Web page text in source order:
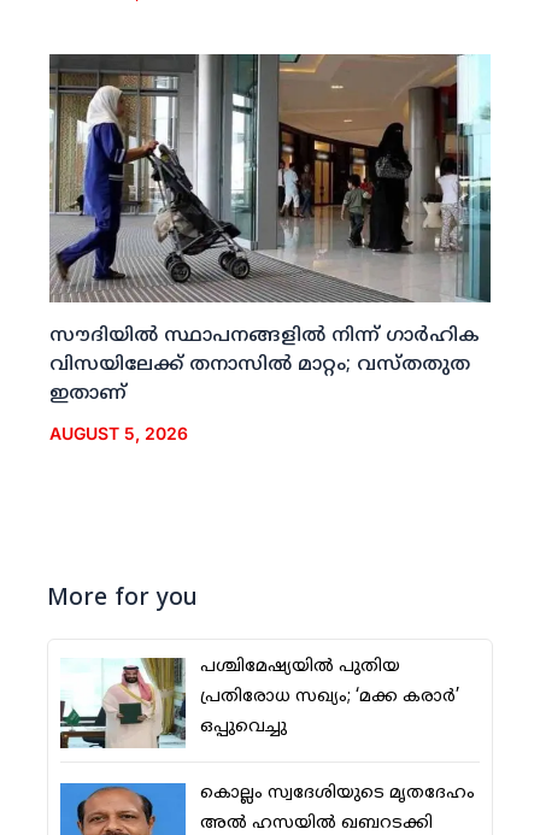
സൗദിയില്‍ സ്ഥാപനങ്ങളില്‍ നിന്ന് ഗാര്‍ഹിക
വിസയിലേക്ക് തനാസില്‍ മാറ്റം; വസ്തതുത
ഇതാണ്
AUGUST 5, 2026
More for you
പശ്ചിമേഷ്യയില്‍ പുതിയ
പ്രതിരോധ സഖ്യം; ‘മക്ക കരാര്‍’
ഒപ്പുവെച്ചു
കൊല്ലം സ്വദേശിയുടെ മൃതദേഹം
അല്‍ ഹസയില്‍ ഖബറടക്കി